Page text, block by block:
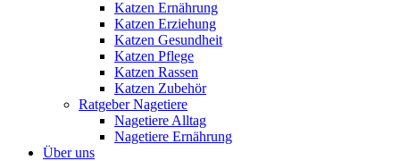
Katzen Ernährung
Katzen Erziehung
Katzen Gesundheit
Katzen Pflege
Katzen Rassen
Katzen Zubehör
Ratgeber Nagetiere
Nagetiere Alltag
Nagetiere Ernährung
Über uns